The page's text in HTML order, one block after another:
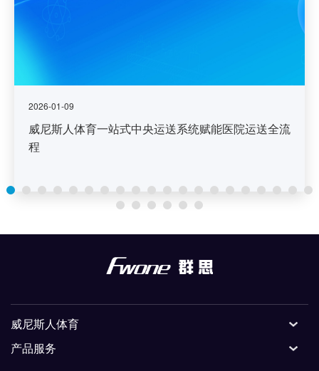
2026-01-09
威尼斯人体育一站式中央运送系统赋能医院运送全流
程
威尼斯人体育
产品服务